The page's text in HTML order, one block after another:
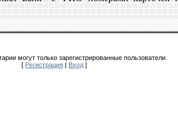
могут только зарегистрированные пользователи.
[ Регистрация | Вход ]